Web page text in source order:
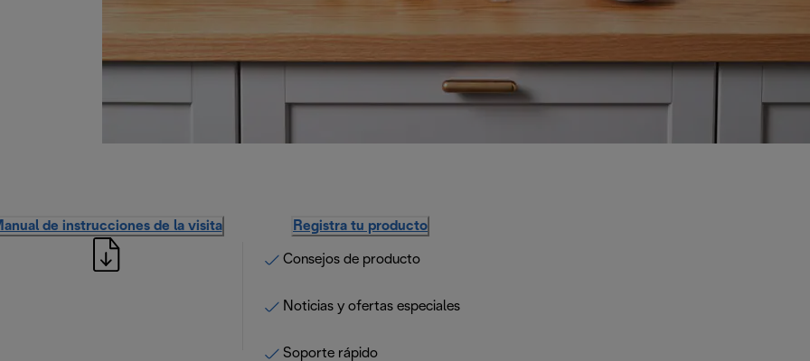
de instrucciones de la visita Registra tu producto
Consejos de producto
Noticias y ofertas especiales
Soporte rápido